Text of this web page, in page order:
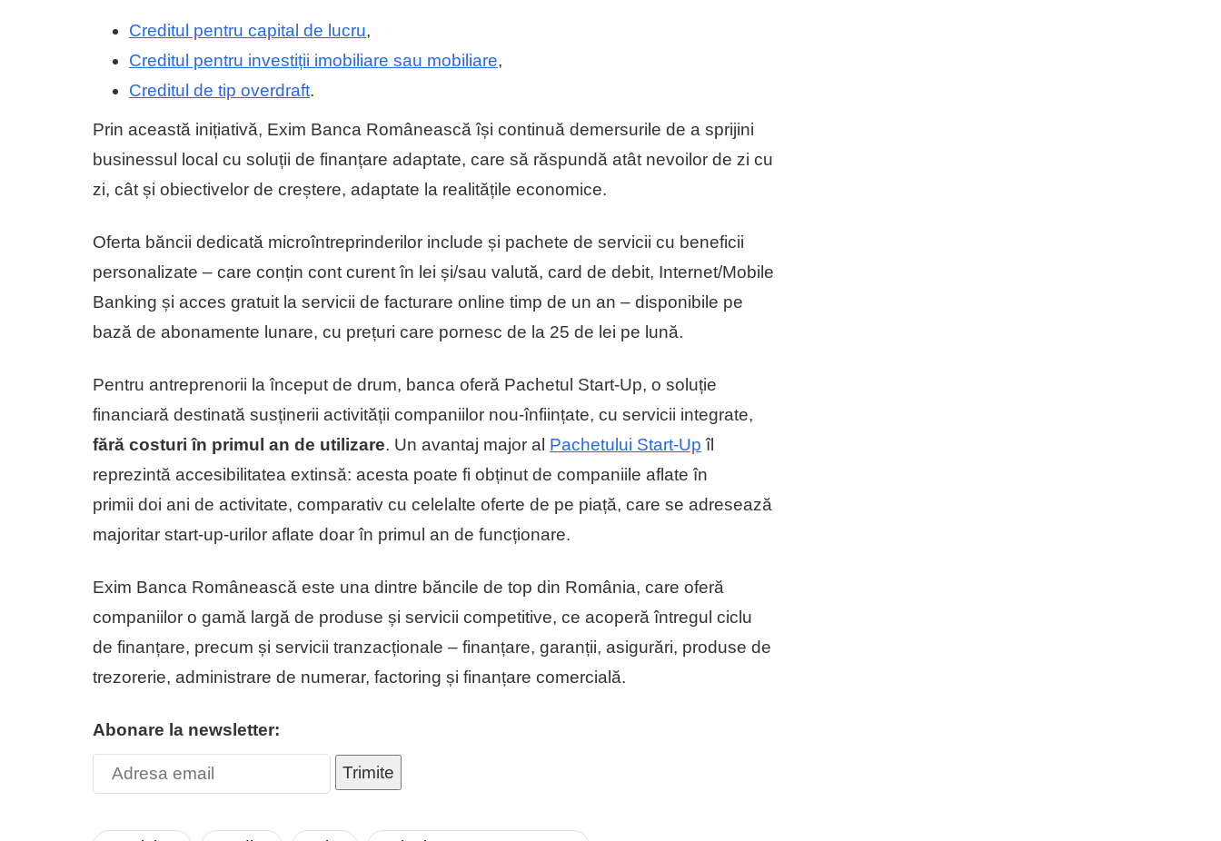
Creditul pentru capital de lucru,
Creditul pentru investiții imobiliare sau mobiliare,
Creditul de tip overdraft.
Prin această inițiativă, Exim Banca Românească își continuă demersurile de a sprijini
businessul local cu soluții de finanțare adaptate, care să răspundă atât nevoilor de zi cu
zi, cât și obiectivelor de creștere, adaptate la realitățile economice.
Oferta băncii dedicată microîntreprinderilor include și pachete de servicii cu beneficii
personalizate – care conțin cont curent în lei și/sau valută, card de debit, Internet/Mobile
Banking și acces gratuit la servicii de facturare online timp de un an – disponibile pe
bază de abonamente lunare, cu prețuri care pornesc de la 25 de lei pe lună.
Pentru antreprenorii la început de drum, banca oferă Pachetul Start-Up, o soluție
financiară destinată susținerii activității companiilor nou-înființate, cu servicii integrate,
fără costuri în primul an de utilizare. Un avantaj major al Pachetului Start-Up îl
reprezintă accesibilitatea extinsă: acesta poate fi obținut de companiile aflate în
primii doi ani de activitate, comparativ cu celelalte oferte de pe piață, care se adresează
majoritar start-up-urilor aflate doar în primul an de funcționare.
Exim Banca Românească este una dintre băncile de top din România, care oferă
companiilor o gamă largă de produse și servicii competitive, ce acoperă întregul ciclu
de finanțare, precum și servicii tranzacționale – finanțare, garanții, asigurări, produse de
trezorerie, administrare de numerar, factoring și finanțare comercială.
Abonare la newsletter:
Trimite